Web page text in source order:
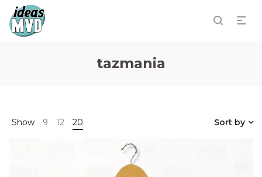
tazmania
Show 9 12 20 Sort by